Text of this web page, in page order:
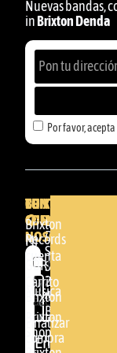
Nuevas bandas,
in Brixton Denda
Por favor,
BRIXTON
DENDA -
SHOP
Somera
24
48005 -
BILBAO
(+34)
BRIXTON
Brixton
Records
GBR
Música
Brixton
Shop
TU
CUENTA
Mi
cuenta
Carrito
Brixton
Finalizar
compra
CONTACTA
CON
NOSOTROS
Por
favor,
acepta
nuestra
política de
Enviar